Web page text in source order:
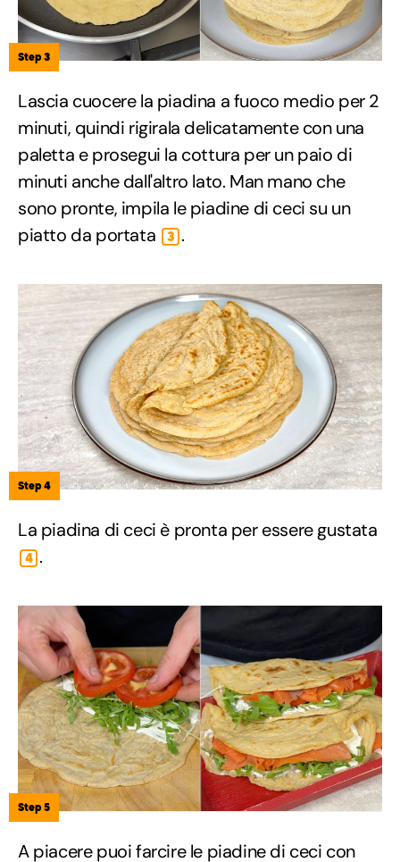
Step 3
Lascia cuocere la piadina a fuoco medio per 2
minuti, quindi rigirala delicatamente con una
paletta e prosegui la cottura per un paio di
minuti anche dall'altro lato. Man mano che
sono pronte, impila le piadine di ceci su un
piatto da portata
3 .
Step 4
La piadina di ceci è pronta per essere gustata
4 .
Step 5
A piacere puoi farcire le piadine di ceci con